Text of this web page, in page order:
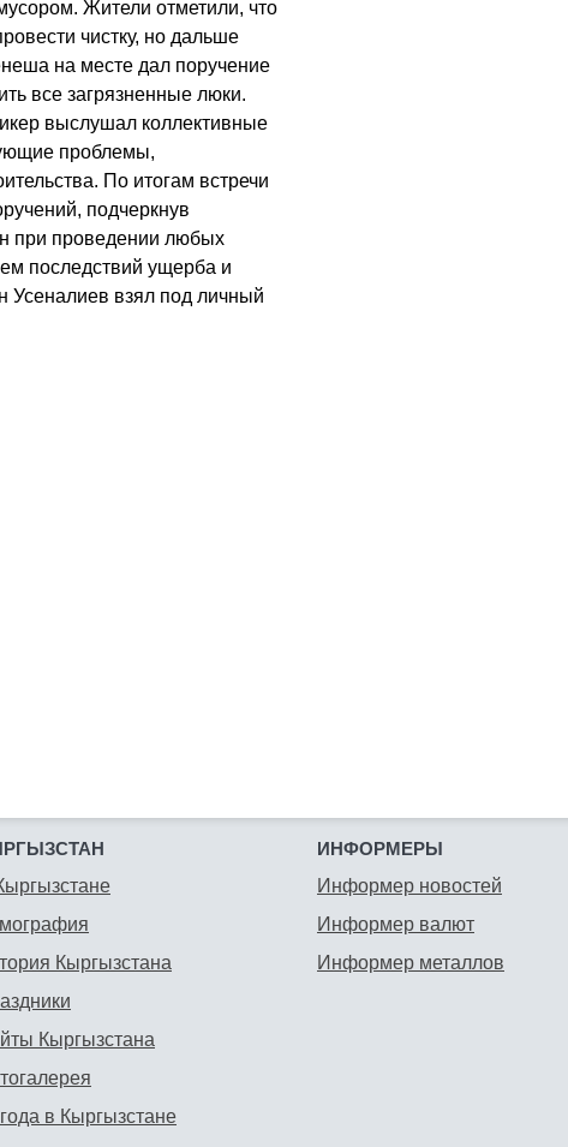
Жители отметили, что
чистку, но дальше
на месте дал поручение
все загрязненные люки.
выслушал коллективные
проблемы,
По итогам встречи
подчеркнув
при проведении любых
последствий ущерба и
Усеналиев взял под личный
Кыргызстана
Кыргызстана
в Кыргызстане
ИНФОРМЕРЫ
Информер новостей
Информер валют
Информер металлов